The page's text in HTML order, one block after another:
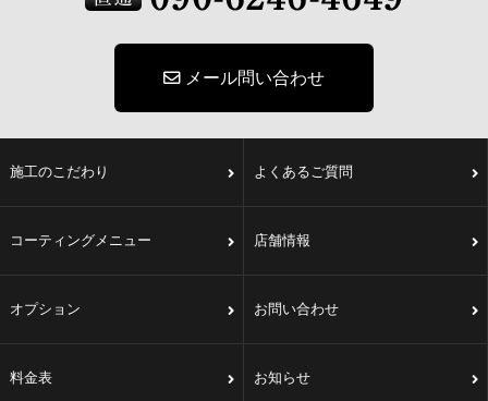
メール問い合わせ
施工のこだわり よくあるご質問
コーティングメニュー 店舗情報
オプション お問い合わせ
料金表 お知らせ